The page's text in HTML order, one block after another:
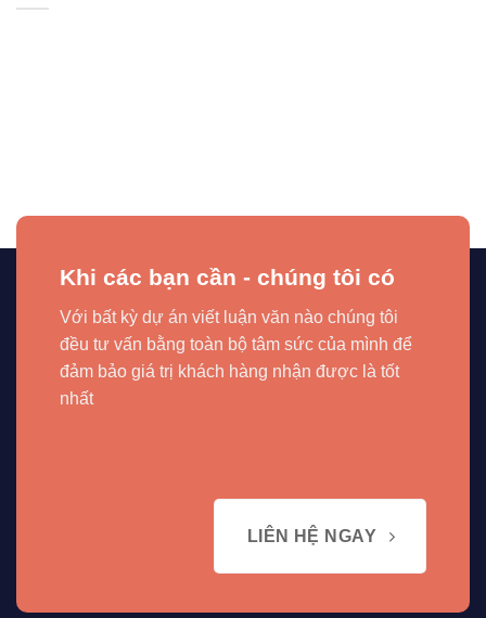
Khi các bạn cần - chúng tôi có
Với bất kỳ dự án viết luận văn nào chúng tôi
đều tư vấn bằng toàn bộ tâm sức của mình để
đảm bảo giá trị khách hàng nhận được là tốt
nhất
LIÊN HỆ NGAY